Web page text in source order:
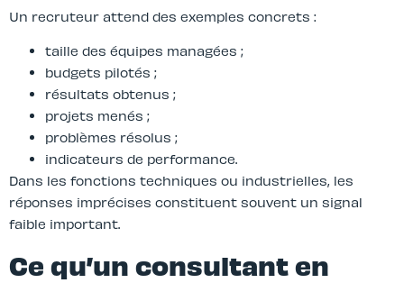
Un recruteur attend des exemples concrets :
taille des équipes managées ;
budgets pilotés ;
résultats obtenus ;
projets menés ;
problèmes résolus ;
indicateurs de performance.
Dans les fonctions techniques ou industrielles, les
réponses imprécises constituent souvent un signal
faible important.
Ce qu’un consultant en